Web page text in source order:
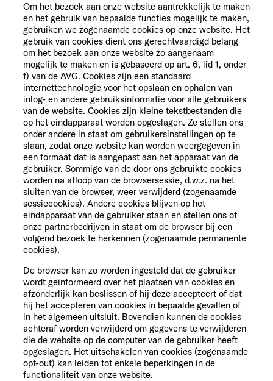
Om het bezoek aan onze website aantrekkelijk te maken
en het gebruik van bepaalde functies mogelijk te maken,
gebruiken we zogenaamde cookies op onze website. Het
gebruik van cookies dient ons gerechtvaardigd belang
om het bezoek aan onze website zo aangenaam
mogelijk te maken en is gebaseerd op art. 6, lid 1, onder
f) van de AVG. Cookies zijn een standaard
internettechnologie voor het opslaan en ophalen van
inlog- en andere gebruiksinformatie voor alle gebruikers
van de website. Cookies zijn kleine tekstbestanden die
op het eindapparaat worden opgeslagen. Ze stellen ons
onder andere in staat om gebruikersinstellingen op te
slaan, zodat onze website kan worden weergegeven in
een formaat dat is aangepast aan het apparaat van de
gebruiker. Sommige van de door ons gebruikte cookies
worden na afloop van de browsersessie, d.w.z. na het
sluiten van de browser, weer verwijderd (zogenaamde
sessiecookies). Andere cookies blijven op het
eindapparaat van de gebruiker staan en stellen ons of
onze partnerbedrijven in staat om de browser bij een
volgend bezoek te herkennen (zogenaamde permanente
cookies).
De browser kan zo worden ingesteld dat de gebruiker
wordt geïnformeerd over het plaatsen van cookies en
afzonderlijk kan beslissen of hij deze accepteert of dat
hij het accepteren van cookies in bepaalde gevallen of
in het algemeen uitsluit. Bovendien kunnen de cookies
achteraf worden verwijderd om gegevens te verwijderen
die de website op de computer van de gebruiker heeft
opgeslagen. Het uitschakelen van cookies (zogenaamde
opt-out) kan leiden tot enkele beperkingen in de
functionaliteit van onze website.